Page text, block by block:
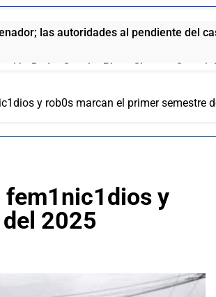
las autoridades al pendiente del
De La Cancha Blas «Charro»
Rivera frente a la guerra sucia
así pide disculpas el chalán de la
organizado y la DEA ya la tiene en la
a sus productos en México
y rob0s marcan el primer semestre
fem1nic1dios y
2025